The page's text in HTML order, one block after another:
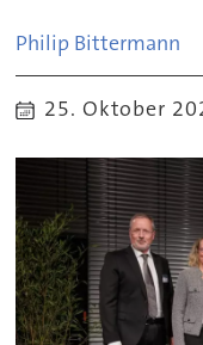
Philip Bittermann
25. Oktober